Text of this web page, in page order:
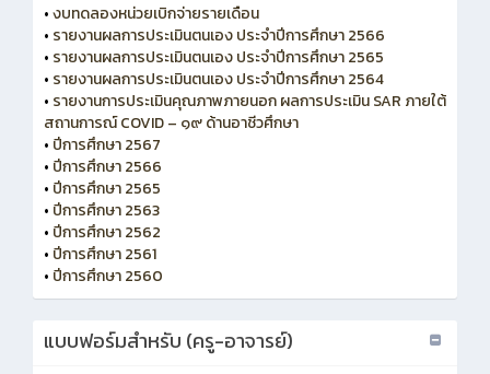
•งบทดลองหน่วยเบิกจ่ายรายเดือน
• รายงานผลการประเมินตนเอง ประจำปีการศึกษา 2566
• รายงานผลการประเมินตนเอง ประจำปีการศึกษา 2565
• รายงานผลการประเมินตนเอง ประจำปีการศึกษา 2564
• รายงานการประเมินคุณภาพภายนอก ผลการประเมิน SAR ภายใต้
สถานการณ์ COVID – ๑๙ ด้านอาชีวศึกษา
• ปีการศึกษา 2567
• ปีการศึกษา 2566
• ปีการศึกษา 2565
• ปีการศึกษา 2563
• ปีการศึกษา 2562
• ปีการศึกษา 2561
• ปีการศึกษา 2560
แบบฟอร์มสำหรับ (ครู-อาจารย์)